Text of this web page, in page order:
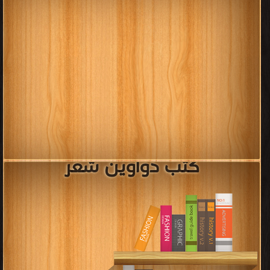
كتب دواوين شعر